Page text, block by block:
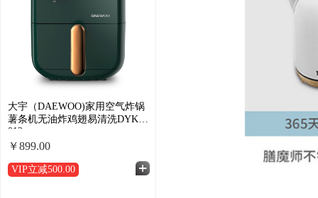
大宇（DAEWOO)家用空气炸锅
薯条机无油炸鸡翅易清洗DYKZ-
012
￥899.00
VIP立减500.00